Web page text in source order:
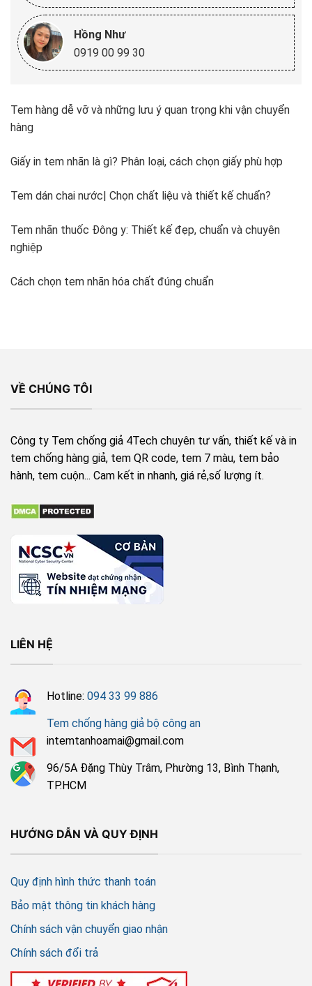
Hồng Như
0919 00 99 30
Tem hàng dễ vỡ và những lưu ý quan trọng khi vận chuyển
hàng
Giấy in tem nhãn là gì? Phân loại, cách chọn giấy phù hợp
Tem dán chai nước| Chọn chất liệu và thiết kế chuẩn?
Tem nhãn thuốc Đông y: Thiết kế đẹp, chuẩn và chuyên
nghiệp
Cách chọn tem nhãn hóa chất đúng chuẩn
VỀ CHÚNG TÔI
Công ty Tem chống giả 4Tech chuyên tư vấn, thiết kế và in
tem chống hàng giả, tem QR code, tem 7 màu, tem bảo
hành, tem cuộn... Cam kết in nhanh, giá rẻ,số lượng ít.
LIÊN HỆ
Hotline: 094 33 99 886
Tem chống hàng giả bộ công an
intemtanhoamai@gmail.com
96/5A Đặng Thùy Trâm, Phường 13, Bình Thạnh,
TP.HCM
HƯỚNG DẪN VÀ QUY ĐỊNH
Quy định hình thức thanh toán
Bảo mật thông tin khách hàng
Chính sách vận chuyển giao nhận
Chính sách đổi trả